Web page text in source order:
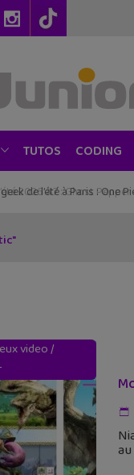
TUTOS CODING
de l’été à Paris : One
video/